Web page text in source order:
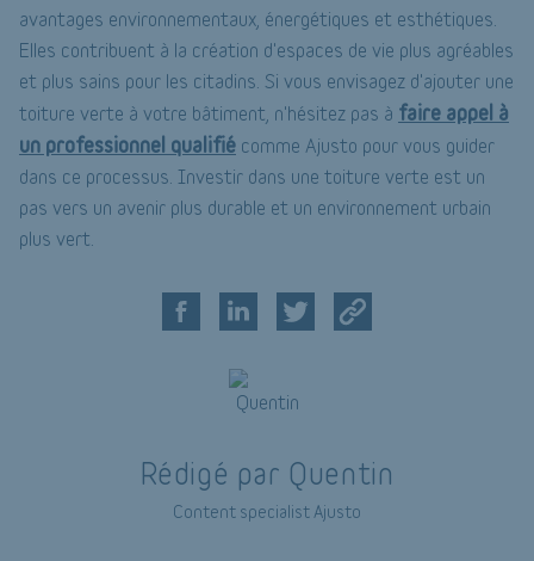
avantages environnementaux, énergétiques et esthétiques.
Elles contribuent à la création d'espaces de vie plus agréables
et plus sains pour les citadins. Si vous envisagez d'ajouter une
toiture verte à votre bâtiment, n'hésitez pas à faire appel à
un professionnel qualifié comme Ajusto pour vous guider
dans ce processus. Investir dans une toiture verte est un
pas vers un avenir plus durable et un environnement urbain
plus vert.
Rédigé par Quentin
Content specialist Ajusto